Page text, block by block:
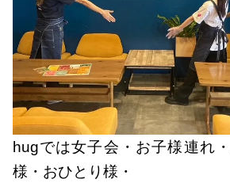
hugでは女子会・お子様連れ
様・おひとり様・